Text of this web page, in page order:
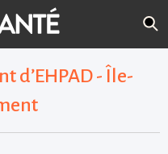
d’EHPAD - Île-